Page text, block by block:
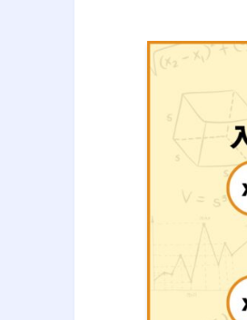
料・装置・
活動であ
に、工学
専門知識と
経営